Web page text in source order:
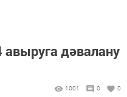
дәвалану
1001 0 0